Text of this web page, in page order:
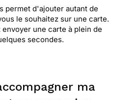
permet d'ajouter autant de
le souhaitez sur une carte.
une carte à plein de
secondes.
ma